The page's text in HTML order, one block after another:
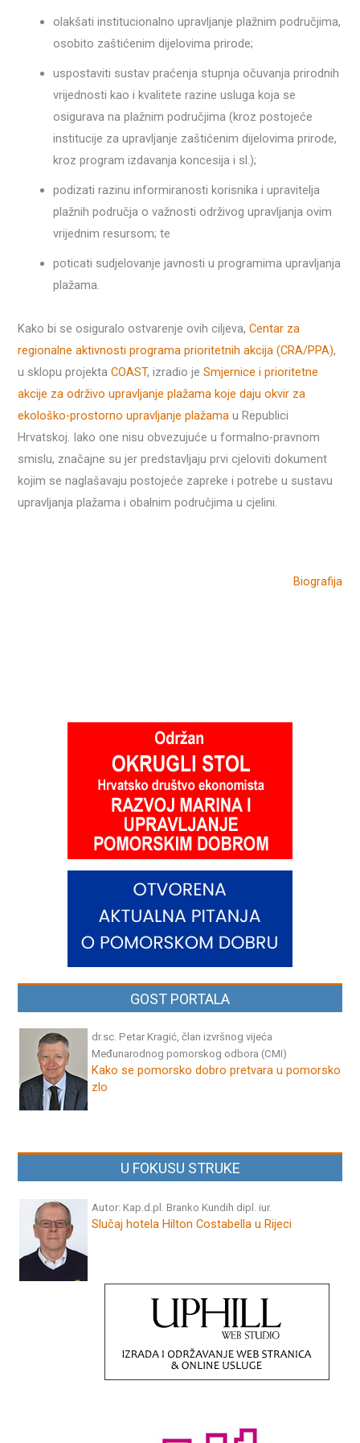
olakšati institucionalno upravljanje plažnim područjima,
osobito zaštićenim dijelovima prirode;
uspostaviti sustav praćenja stupnja očuvanja prirodnih
vrijednosti kao i kvalitete razine usluga koja se
osigurava na plažnim područjima (kroz postojeće
institucije za upravljanje zaštićenim dijelovima prirode,
kroz program izdavanja koncesija i sl.);
podizati razinu informiranosti korisnika i upravitelja
plažnih područja o važnosti održivog upravljanja ovim
vrijednim resursom; te
poticati sudjelovanje javnosti u programima upravljanja
plažama.
Kako bi se osiguralo ostvarenje ovih ciljeva,Centar za
regionalne aktivnosti programa prioritetnih akcija (CRA/PPA),
u sklopu projektaCOAST, izradio jeSmjernice i prioritetne
akcije za održivo upravljanje plažama koje daju okvir za
ekološko-prostorno upravljanje plažama u Republici
Hrvatskoj. Iako one nisu obvezujuće u formalno-pravnom
smislu, značajne su jer predstavljaju prvi cjeloviti dokument
kojim se naglašavaju postojeće zapreke i potrebe u sustavu
upravljanja plažama i obalnim područjima u cjelini.
Biografija
GOST PORTALA
dr.sc. Petar Kragić, član izvršnog vijeća
Međunarodnog pomorskog odbora (CMI)
Kako se pomorsko dobro pretvara u pomorsko
zlo
U FOKUSU STRUKE
Autor: Kap.d.pl. Branko Kundih dipl. iur.
Slučaj hotela Hilton Costabella u Rijeci